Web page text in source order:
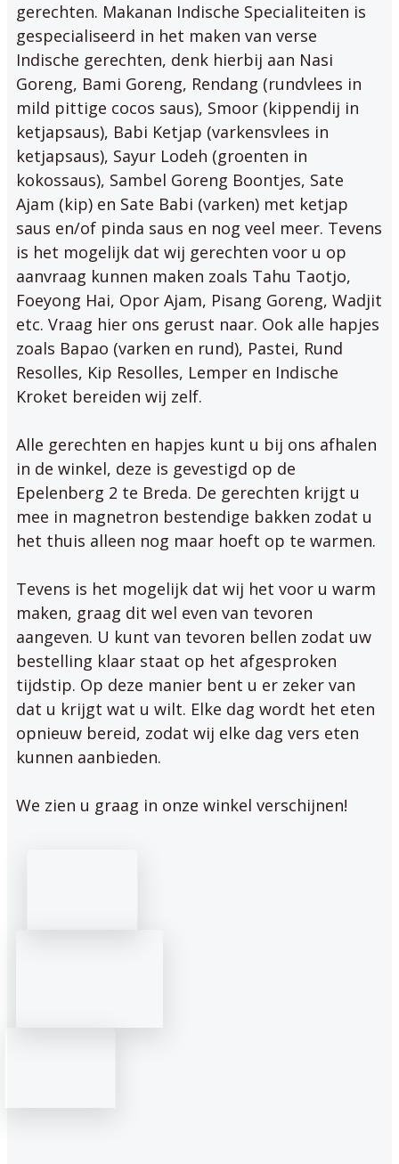
gerechten. Makanan Indische Specialiteiten is
gespecialiseerd in het maken van verse
Indische gerechten, denk hierbij aan Nasi
Goreng, Bami Goreng, Rendang (rundvlees in
mild pittige cocos saus), Smoor (kippendij in
ketjapsaus), Babi Ketjap (varkensvlees in
ketjapsaus), Sayur Lodeh (groenten in
kokossaus), Sambel Goreng Boontjes, Sate
Ajam (kip) en Sate Babi (varken) met ketjap
saus en/of pinda saus en nog veel meer. Tevens
is het mogelijk dat wij gerechten voor u op
aanvraag kunnen maken zoals Tahu Taotjo,
Foeyong Hai, Opor Ajam, Pisang Goreng, Wadjit
etc. Vraag hier ons gerust naar. Ook alle hapjes
zoals Bapao (varken en rund), Pastei, Rund
Resolles, Kip Resolles, Lemper en Indische
Kroket bereiden wij zelf.
Alle gerechten en hapjes kunt u bij ons afhalen
in de winkel, deze is gevestigd op de
Epelenberg 2 te Breda. De gerechten krijgt u
mee in magnetron bestendige bakken zodat u
het thuis alleen nog maar hoeft op te warmen.
Tevens is het mogelijk dat wij het voor u warm
maken, graag dit wel even van tevoren
aangeven. U kunt van tevoren bellen zodat uw
bestelling klaar staat op het afgesproken
tijdstip. Op deze manier bent u er zeker van
dat u krijgt wat u wilt. Elke dag wordt het eten
opnieuw bereid, zodat wij elke dag vers eten
kunnen aanbieden.
We zien u graag in onze winkel verschijnen!